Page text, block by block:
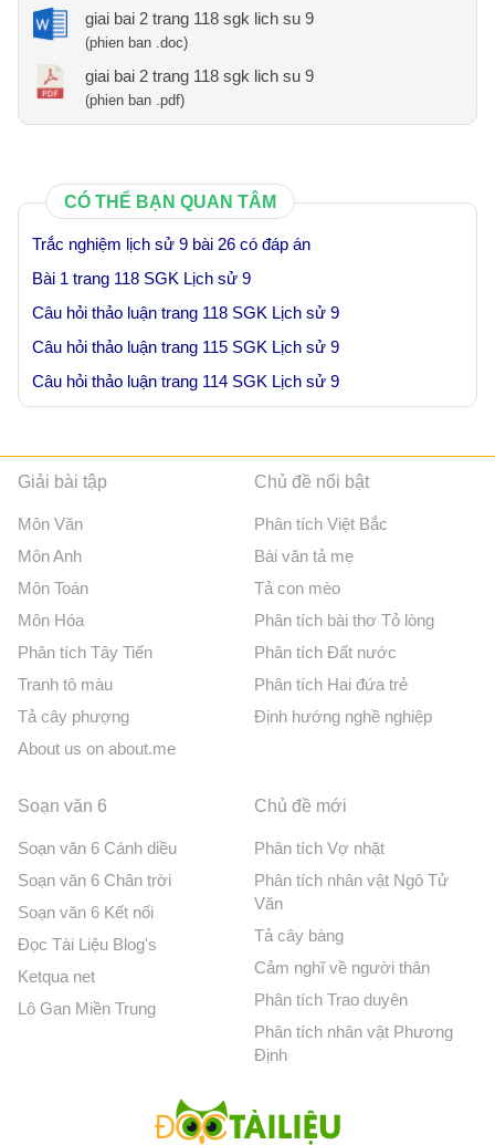
giai bai 2 trang 118 sgk lich su 9
(phien ban .doc)
giai bai 2 trang 118 sgk lich su 9
(phien ban .pdf)
CÓ THỂ BẠN QUAN TÂM
Trắc nghiệm lịch sử 9 bài 26 có đáp án
Bài 1 trang 118 SGK Lịch sử 9
Câu hỏi thảo luận trang 118 SGK Lịch sử 9
Câu hỏi thảo luận trang 115 SGK Lịch sử 9
Câu hỏi thảo luận trang 114 SGK Lịch sử 9
Giải bài tập
Môn Văn
Môn Anh
Môn Toán
Môn Hóa
Phân tích Tây Tiến
Tranh tô màu
Tả cây phượng
About us on about.me
Chủ đề nổi bật
Phân tích Việt Bắc
Bài văn tả mẹ
Tả con mèo
Phân tích bài thơ Tỏ lòng
Phân tích Đất nước
Phân tích Hai đứa trẻ
Định hướng nghề nghiệp
Soạn văn 6
Soạn văn 6 Cánh diều
Soạn văn 6 Chân trời
Soạn văn 6 Kết nối
Đọc Tài Liệu Blog's
Ketqua net
Lô Gan Miền Trung
Chủ đề mới
Phân tích Vợ nhặt
Phân tích nhân vật Ngô Tử
Văn
Tả cây bàng
Cảm nghĩ về người thân
Phân tích Trao duyên
Phân tích nhân vật Phương
Định